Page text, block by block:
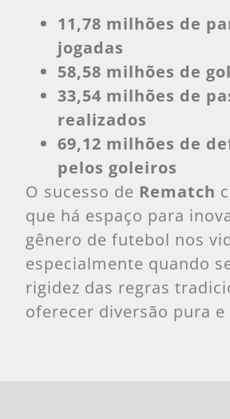
11,78 milhões de
jogadas
58,58 milhões de
33,54 milhões de
realizados
69,12 milhões de
pelos goleiros
O sucesso de Rematch
que há espaço para
gênero de futebol nos
especialmente quando
rigidez das regras
oferecer diversão pura e